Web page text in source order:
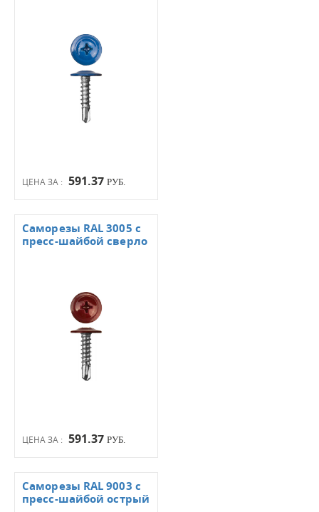
ЦЕНА ЗА : 591.37 РУБ.
ЦЕНА ЗА : 591.37 РУБ.
Саморезы RAL 3005 с
пресс-шайбой сверло
Саморезы RAL 9003 с
пресс-шайбой острый